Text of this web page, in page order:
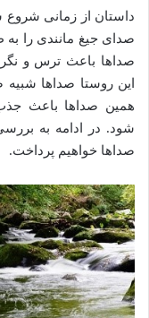
داستان از زمانی
صدای جیغ مانندی را
صداها باعث ترس و
این روستا صداها
همین صداها باعث
شود. در ادامه به
صداها خواهیم پرداخت.